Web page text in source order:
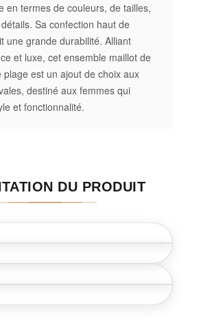
en termes de couleurs, de tailles,
Sa confection haut de
une grande durabilité. Alliant
et luxe, cet ensemble maillot de
plage est un ajout de choix aux
destiné aux femmes qui
et fonctionnalité.
DU PRODUIT